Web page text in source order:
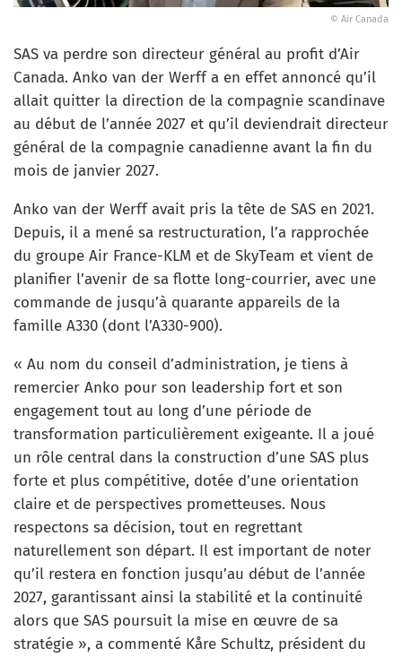
© Air Canada
SAS va perdre son directeur général au profit d’Air
Canada. Anko van der Werff a en effet annoncé qu’il
allait quitter la direction de la compagnie scandinave
au début de l’année 2027 et qu’il deviendrait directeur
général de la compagnie canadienne avant la fin du
mois de janvier 2027.
Anko van der Werff avait pris la tête de SAS en 2021.
Depuis, il a mené sa restructuration, l’a rapprochée
du groupe Air France-KLM et de SkyTeam et vient de
planifier l’avenir de sa flotte long-courrier, avec une
commande de jusqu’à quarante appareils de la
famille A330 (dont l’A330-900).
« Au nom du conseil d’administration, je tiens à
remercier Anko pour son leadership fort et son
engagement tout au long d’une période de
transformation particulièrement exigeante. Il a joué
un rôle central dans la construction d’une SAS plus
forte et plus compétitive, dotée d’une orientation
claire et de perspectives prometteuses. Nous
respectons sa décision, tout en regrettant
naturellement son départ. Il est important de noter
qu’il restera en fonction jusqu’au début de l’année
2027, garantissant ainsi la stabilité et la continuité
alors que SAS poursuit la mise en œuvre de sa
stratégie », a commenté Kåre Schultz, président du